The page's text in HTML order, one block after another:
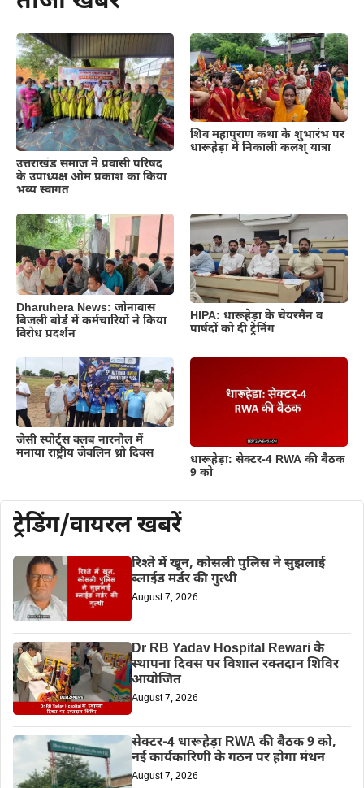
उत्तराखंड समाज ने प्रवासी परिषद
के उपाध्यक्ष ओम प्रकाश का किया
भव्य स्वागत
शिव महापुराण कथा के शुभारंभ पर
धारूहेड़ा में निकाली कलश् यात्रा
Dharuhera News: जोनावास
बिजली बोर्ड में कर्मचारियों ने किया
विरोध प्रदर्शन
HIPA: धारूहेड़ा के चेयरमैन व
पार्षदों को दी ट्रेनिंग
जेसी स्पोर्ट्स क्लब नारनौल में
मनाया राष्ट्रीय जेवलिन थ्रो दिवस
धारूहेड़ा: सेक्टर-4 RWA की बैठक
9 को
ट्रेडिंग/वायरल खबरें
रिश्ते में खून, कोसली पुलिस ने सुझलाई
ब्लाईड मर्डर की गुत्थी
August 7, 2026
Dr RB Yadav Hospital Rewari के
स्थापना दिवस पर विशाल रक्तदान शिविर
आयोजित
August 7, 2026
सेक्टर-4 धारूहेड़ा RWA की बैठक 9 को,
नई कार्यकारिणी के गठन पर होगा मंथन
August 7, 2026